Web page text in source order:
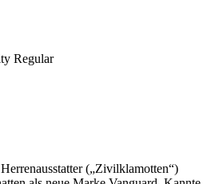
(„Zivilklamotten“)